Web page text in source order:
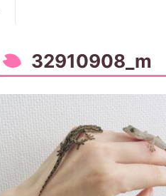
32910908_m